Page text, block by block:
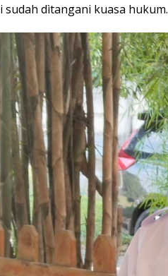
sudah dìtangani kuasa hukum.